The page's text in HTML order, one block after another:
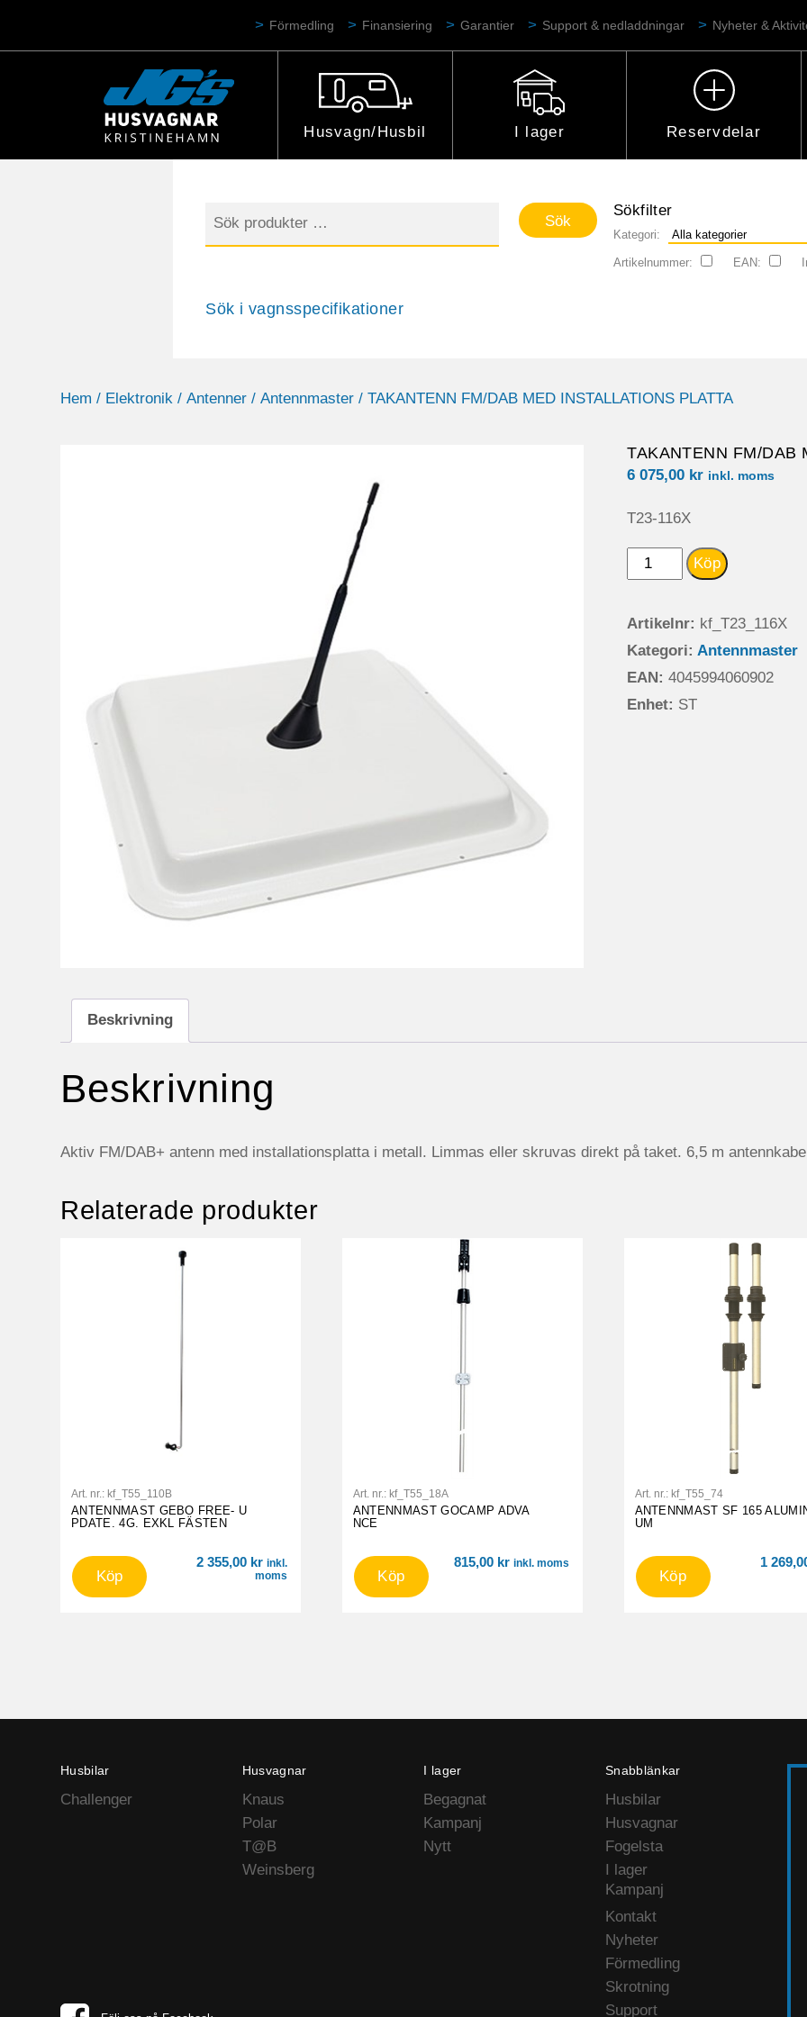
Förmedling Finansiering Garantier Support & nedladdningar Nyheter &
Husvagn/Husbil I lager Reservdelar
efter:
Sökfilter
Kategori:
Artikelnummer: EAN:
Sök i vagnsspecifikationer
Hem / Elektronik / Antenner / Antennmaster / TAKANTENN FM/DAB MED INSTALLATIONS PLATTA
TAKANTENN FM/DAB
6 075,00 kr inkl. moms
T23-116X
TAKANTENN
MED
INSTALLATIONS
PLATTA
mängd
Köp
Artikelnr: kf_T23_116X
Kategori:Antennmaster
EAN:4045994060902
Enhet: ST
Beskrivning
Beskrivning
Aktiv FM/DAB+ antenn med installationsplatta i metall. Limmas eller skruvas direkt på taket. 6,5 m
Relaterade produkter
Art. nr.: kf_T55_110B
ANTENNMAST GEBO FREE- U
PDATE. 4G. EXKL FÄSTEN
2 355,00 kr inkl.
moms
Köp
Art. nr.: kf_T55_18A
ANTENNMAST GOCAMP ADVA
NCE
815,00 kr inkl. moms
Köp
Art. nr.: kf_T55_74
ANTENNMAST SF 165
UM
1
Köp
Husbilar
Challenger
Husvagnar
Knaus
Polar
T@B
Weinsberg
I lager
Begagnat
Kampanj
Nytt
Snabblänkar
Husbilar
Husvagnar
Fogelsta
I lager
Kampanj
Kontakt
Nyheter
Förmedling
Skrotning
Support